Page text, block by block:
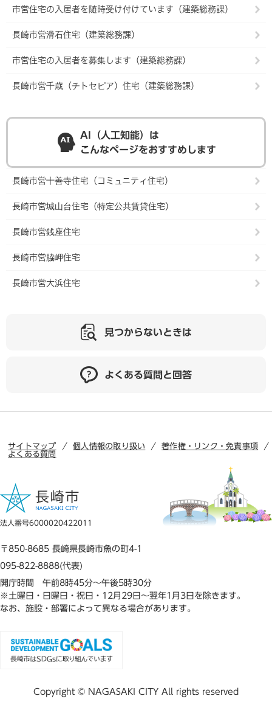
市営住宅の入居者を随時受け付けています（建築総務課）
長崎市営滑石住宅（建築総務課）
市営住宅の入居者を募集します（建築総務課）
長崎市営千歳（チトセピア）住宅（建築総務課）
AI（人工知能）は
こんなページをおすすめします
長崎市営十善寺住宅（コミュニティ住宅）
長崎市営城山台住宅（特定公共賃貸住宅）
長崎市営銭座住宅
長崎市営脇岬住宅
長崎市営大浜住宅
見つからないときは
よくある質問と回答
サイトマップ 個人情報の取り扱い
著作権・リンク・免責事項
よくある質問
法人番号6000020422011
〒850-8685 長崎県長崎市魚の町4-1
095-822-8888(代表)
開庁時間 午前8時45分～午後5時30分
※土曜日・日曜日・祝日・12月29日～翌年1月3日を除きます。
なお、施設・部署によって異なる場合があります。
Copyright © NAGASAKI CITY All rights reserved